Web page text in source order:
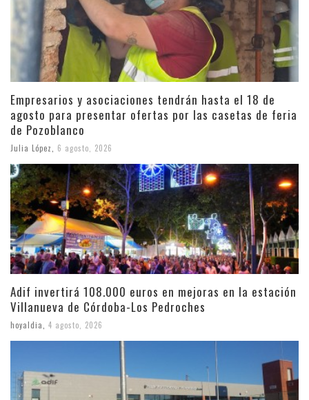
Empresarios y asociaciones tendrán hasta el 18 de
agosto para presentar ofertas por las casetas de feria
de Pozoblanco
Julia López 6 agosto, 2026
Adif invertirá 108.000 euros en mejoras en la estación
Villanueva de Córdoba-Los Pedroches
hoyaldia 4 agosto, 2026